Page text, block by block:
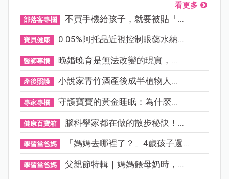
看更多
部落客專欄 不買手機給孩子，就要被貼「...
寶貝健康 0.05%阿托品近視控制眼藥水納...
醫師專欄 晚婚晚育是無法改變的現實，...
產後照護 小說家青竹酒產後成半植物人...
專家專欄 守護寶寶的黃金睡眠：為什麼...
健康百寶箱 腦科學家都在做的散步秘訣！...
學習當爸媽 「媽媽去哪裡了？」4歲孩子還...
學習當爸媽 父親節特輯｜媽媽餵母奶時，...